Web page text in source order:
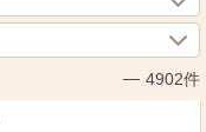
4902件